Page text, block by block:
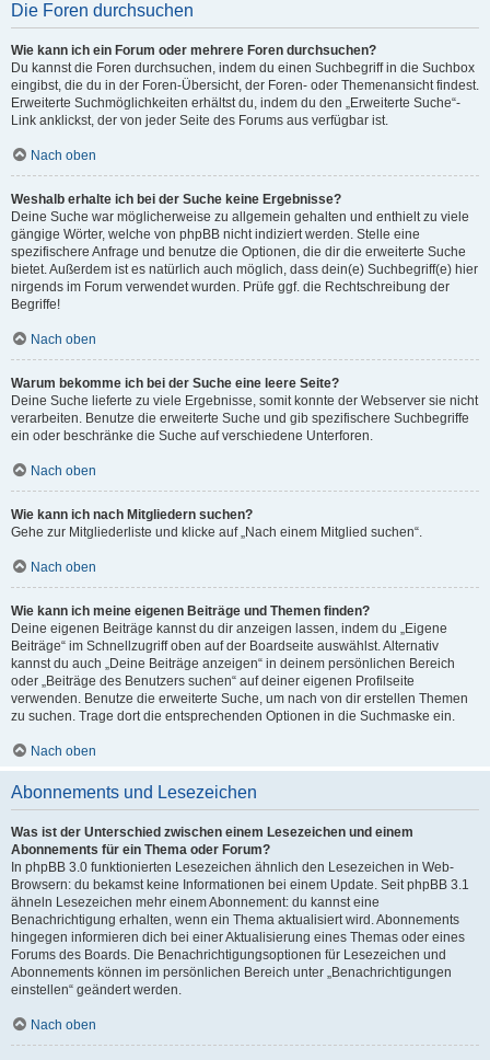
Die Foren durchsuchen
Wie kann ich ein Forum oder mehrere Foren durchsuchen?
Du kannst die Foren durchsuchen, indem du einen Suchbegriff in die Suchbox
eingibst, die du in der Foren-Übersicht, der Foren- oder Themenansicht findest.
Erweiterte Suchmöglichkeiten erhältst du, indem du den „Erweiterte Suche“-
Link anklickst, der von jeder Seite des Forums aus verfügbar ist.
Nach oben
Weshalb erhalte ich bei der Suche keine Ergebnisse?
Deine Suche war möglicherweise zu allgemein gehalten und enthielt zu viele
gängige Wörter, welche von phpBB nicht indiziert werden. Stelle eine
spezifischere Anfrage und benutze die Optionen, die dir die erweiterte Suche
bietet. Außerdem ist es natürlich auch möglich, dass dein(e) Suchbegriff(e) hier
nirgends im Forum verwendet wurden. Prüfe ggf. die Rechtschreibung der
Begriffe!
Nach oben
Warum bekomme ich bei der Suche eine leere Seite?
Deine Suche lieferte zu viele Ergebnisse, somit konnte der Webserver sie nicht
verarbeiten. Benutze die erweiterte Suche und gib spezifischere Suchbegriffe
ein oder beschränke die Suche auf verschiedene Unterforen.
Nach oben
Wie kann ich nach Mitgliedern suchen?
Gehe zur Mitgliederliste und klicke auf „Nach einem Mitglied suchen“.
Nach oben
Wie kann ich meine eigenen Beiträge und Themen finden?
Deine eigenen Beiträge kannst du dir anzeigen lassen, indem du „Eigene
Beiträge“ im Schnellzugriff oben auf der Boardseite auswählst. Alternativ
kannst du auch „Deine Beiträge anzeigen“ in deinem persönlichen Bereich
oder „Beiträge des Benutzers suchen“ auf deiner eigenen Profilseite
verwenden. Benutze die erweiterte Suche, um nach von dir erstellen Themen
zu suchen. Trage dort die entsprechenden Optionen in die Suchmaske ein.
Nach oben
Abonnements und Lesezeichen
Was ist der Unterschied zwischen einem Lesezeichen und einem
Abonnements für ein Thema oder Forum?
In phpBB 3.0 funktionierten Lesezeichen ähnlich den Lesezeichen in Web-
Browsern: du bekamst keine Informationen bei einem Update. Seit phpBB 3.1
ähneln Lesezeichen mehr einem Abonnement: du kannst eine
Benachrichtigung erhalten, wenn ein Thema aktualisiert wird. Abonnements
hingegen informieren dich bei einer Aktualisierung eines Themas oder eines
Forums des Boards. Die Benachrichtigungsoptionen für Lesezeichen und
Abonnements können im persönlichen Bereich unter „Benachrichtigungen
einstellen“ geändert werden.
Nach oben